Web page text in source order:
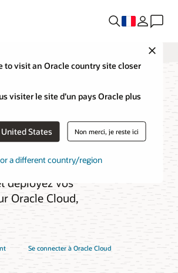
to visit an Oracle country site closer
visiter le site d’un pays Oracle plus
States Non merci, je reste ici
a different country/region
Free
déployez vos
Oracle Cloud,
Se connecter à Oracle Cloud